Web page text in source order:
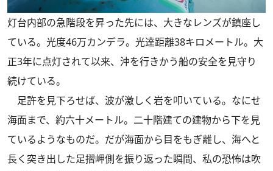
灯台内部の急階段を昇った先には、大きなレンズが鎮座し
ている。光度46万カンデラ。光達距離38キロメートル。大
正3年に点灯されて以来、沖を行きかう船の安全を見守り
続けている。
足許を見下ろせば、波が激しく岩を叩いている。なにせ
海面まで、約六十メートル。二十階建ての建物から下を見
ているようなものだ。だが海面から目をもぎ離し、海へと
長く突き出した足摺岬側を振り返った瞬間、私の恐怖は吹